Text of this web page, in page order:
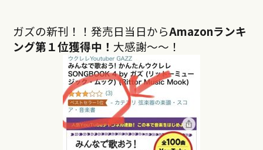
ガズの新刊！！発売日当日からAmazonランキ
ング第１位獲得中！ 大感謝〜〜！